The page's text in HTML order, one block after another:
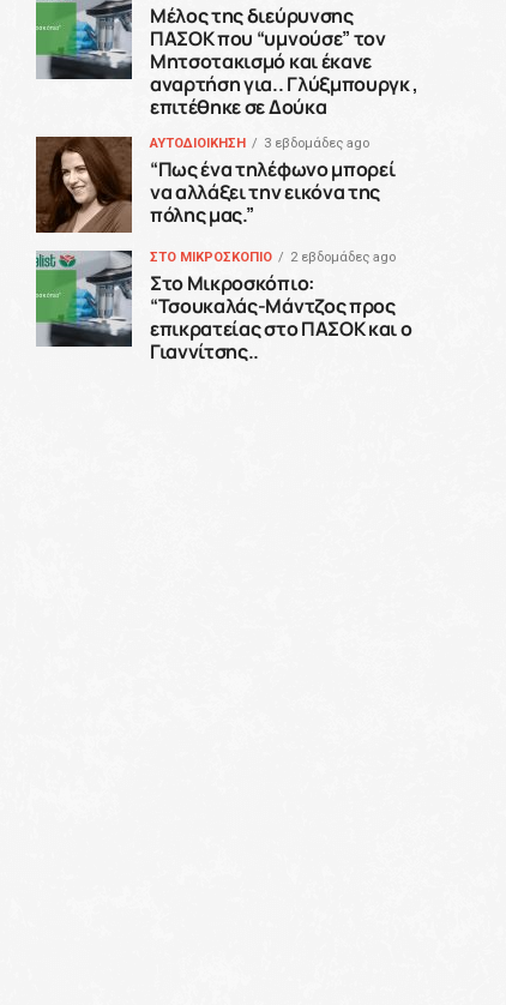
Μέλος της διεύρυνσης
ΠΑΣΟΚ που “υμνούσε” τον
Μητσοτακισμό και έκανε
αναρτήση για.. Γλύξμπουργκ ,
επιτέθηκε σε Δούκα
ΑΥΤΟΔΙΟΙΚΗΣΗ 3 εβδομάδες ago
“Πως ένα τηλέφωνο μπορεί
να αλλάξει την εικόνα της
πόλης μας.”
ΣΤΟ ΜΙΚΡΟΣΚΟΠΙΟ 2 εβδομάδες ago
Στο Μικροσκόπιο:
“Τσουκαλάς-Μάντζος προς
επικρατείας στο ΠΑΣΟΚ και ο
Γιαννίτσης..